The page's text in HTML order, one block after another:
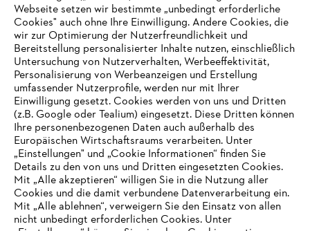
Zahlungsmöglichkeiten
Unternehmen
Online Shop
Webseite setzen wir bestimmte „unbedingt erforderliche
Cookies" auch ohne Ihre Einwilligung. Andere Cookies, die
wir zur Optimierung der Nutzerfreundlichkeit und
Bereitstellung personalisierter Inhalte nutzen, einschließlich
Untersuchung von Nutzerverhalten, Werbeeffektivität,
Personalisierung von Werbeanzeigen und Erstellung
umfassender Nutzerprofile, werden nur mit Ihrer
Einwilligung gesetzt. Cookies werden von uns und Dritten
(z.B. Google oder Tealium) eingesetzt. Diese Dritten können
Ihre personenbezogenen Daten auch außerhalb des
Europäischen Wirtschaftsraums verarbeiten. Unter
„Einstellungen" und „Cookie Informationen“ finden Sie
Details zu den von uns und Dritten eingesetzten Cookies.
Mit „Alle akzeptieren“ willigen Sie in die Nutzung aller
Cookies und die damit verbundene Datenverarbeitung ein.
Mit „Alle ablehnen“, verweigern Sie den Einsatz von allen
nicht unbedingt erforderlichen Cookies. Unter